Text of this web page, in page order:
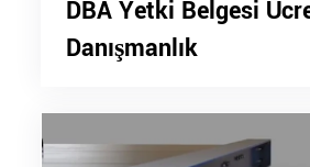
DBA Yetki Belgesi
Danışmanlık